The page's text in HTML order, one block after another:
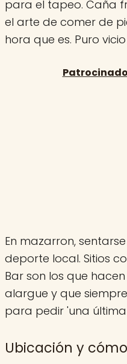
para el tapeo. Caña
el arte de comer de
hora que es. Puro
En mazarron,
deporte local. Sitios
Bar son los que
alargue y que
para pedir 'una
Ubicación y